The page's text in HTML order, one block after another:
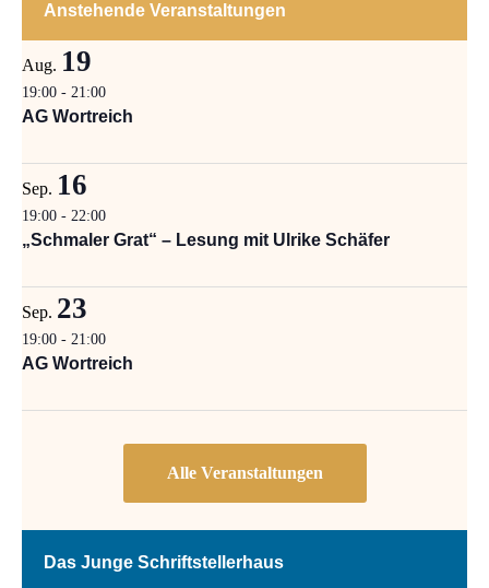
Anstehende Veranstaltungen
Aug. 19
19:00 - 21:00
AG Wortreich
Sep. 16
19:00 - 22:00
„Schmaler Grat“ – Lesung mit Ulrike Schäfer
Sep. 23
19:00 - 21:00
AG Wortreich
Das Junge Schriftstellerhaus